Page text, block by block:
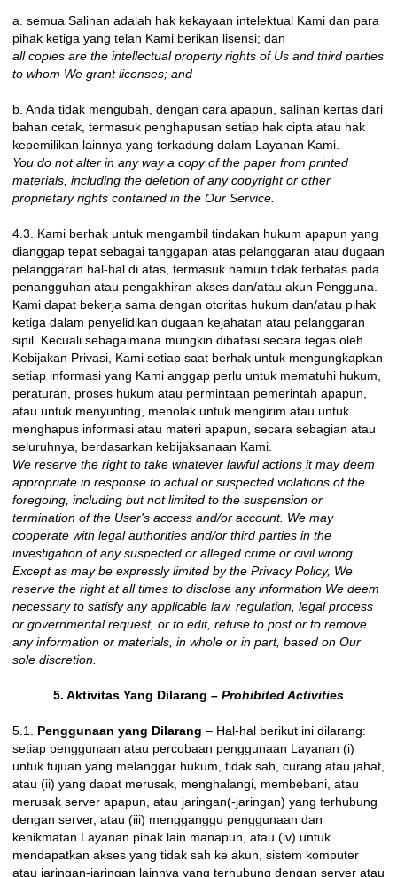
a. semua Salinan adalah hak kekayaan intelektual Kami dan para
pihak ketiga yang telah Kami berikan lisensi; dan
all copies are the intellectual property rights of Us and third parties
to whom We grant licenses; and
b. Anda tidak mengubah, dengan cara apapun, salinan kertas dari
bahan cetak, termasuk penghapusan setiap hak cipta atau hak
kepemilikan lainnya yang terkadung dalam Layanan Kami.
You do not alter in any way a copy of the paper from printed
materials, including the deletion of any copyright or other
proprietary rights contained in the Our Service.
4.3. Kami berhak untuk mengambil tindakan hukum apapun yang
dianggap tepat sebagai tanggapan atas pelanggaran atau dugaan
pelanggaran hal-hal di atas, termasuk namun tidak terbatas pada
penangguhan atau pengakhiran akses dan/atau akun Pengguna.
Kami dapat bekerja sama dengan otoritas hukum dan/atau pihak
ketiga dalam penyelidikan dugaan kejahatan atau pelanggaran
sipil. Kecuali sebagaimana mungkin dibatasi secara tegas oleh
Kebijakan Privasi, Kami setiap saat berhak untuk mengungkapkan
setiap informasi yang Kami anggap perlu untuk mematuhi hukum,
peraturan, proses hukum atau permintaan pemerintah apapun,
atau untuk menyunting, menolak untuk mengirim atau untuk
menghapus informasi atau materi apapun, secara sebagian atau
seluruhnya, berdasarkan kebijaksanaan Kami.
We reserve the right to take whatever lawful actions it may deem
appropriate in response to actual or suspected violations of the
foregoing, including but not limited to the suspension or
termination of the User's access and/or account. We may
cooperate with legal authorities and/or third parties in the
investigation of any suspected or alleged crime or civil wrong.
Except as may be expressly limited by the Privacy Policy, We
reserve the right at all times to disclose any information We deem
necessary to satisfy any applicable law, regulation, legal process
or governmental request, or to edit, refuse to post or to remove
any information or materials, in whole or in part, based on Our
sole discretion.
5. Aktivitas Yang Dilarang – Prohibited Activities
5.1. Penggunaan yang Dilarang – Hal-hal berikut ini dilarang:
setiap penggunaan atau percobaan penggunaan Layanan (i)
untuk tujuan yang melanggar hukum, tidak sah, curang atau jahat,
atau (ii) yang dapat merusak, menghalangi, membebani, atau
merusak server apapun, atau jaringan(-jaringan) yang terhubung
dengan server, atau (iii) mengganggu penggunaan dan
kenikmatan Layanan pihak lain manapun, atau (iv) untuk
mendapatkan akses yang tidak sah ke akun, sistem komputer
atau jaringan-jaringan lainnya yang terhubung dengan server atau